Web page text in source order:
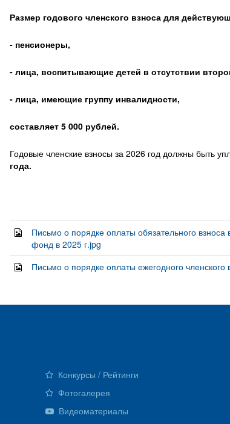
Размер годового членского взноса для
- пенсионеры,
- лица, воспитывающие детей в отсутствии
- лица, имеющие группу инвалидности,
составляет 5 000 рублей.
Годовые членские взносы за 2026 год должны
года.
Письмо о порядке оплаты обязательного
фонд в 2025 г.jpg
Письмо о порядке оплаты ежегодного членского
Конкурсы / Рейтинги
Фотогалерея
Видеоматериалы